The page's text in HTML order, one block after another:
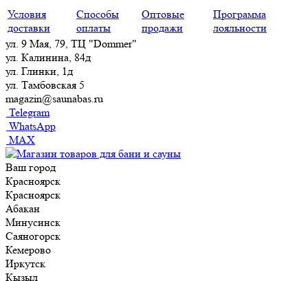
Условия
доставки
Способы
оплаты
Оптовые
продажи
Программа
лояльности
ул. 9 Мая, 79, ТЦ "Dommer"
ул. Калинина, 84д
ул. Глинки, 1д
ул. Тамбовская 5
magazin@saunabas.ru
Telegram
WhatsApp
MAX
Ваш город
Красноярск
Красноярск
Абакан
Минусинск
Саяногорск
Кемерово
Иркутск
Кызыл